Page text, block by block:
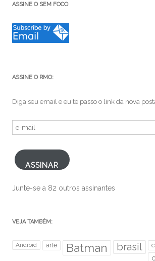
ASSINE O SEM FOCO
ASSINE O RMO:
Diga seu email e eu te passo o link da nova
e-
mail
ASSINAR
Junte-se a 82 outros assinantes
VEJA TAMBÉM:
Android arte Batman brasil